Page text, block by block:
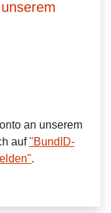
an unserem
auf"BundID-
.